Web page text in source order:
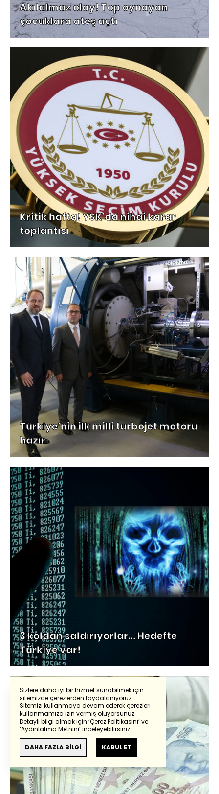
Akılalmaz olay! Top oynayan
çocuklara ateş açtı
Kritik hafta! YSK'da nihai karar
toplantısı
Türkiye’nin ilk milli turbojet motoru
hazır
3 koldan saldırıyorlar… Hedefte
Türkiye var!
Sizlere daha iyi bir hizmet sunabilmek için
sitemizde çerezlerden faydalanıyoruz.
Sitemizi kullanmaya devam ederek çerezleri
kullanmamıza izin vermiş oluyorsunuz.
Detaylı bilgi almak için ‘Çerez Politikasını’ve
‘Aydınlatma Metnini’inceleyebilirsiniz.
DAHA FAZLA BİLGİ KABUL ET